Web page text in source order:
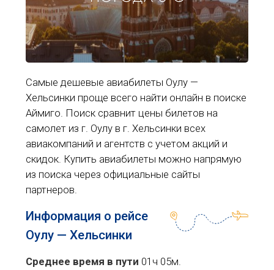
Самые дешевые авиабилеты Оулу —
Хельсинки проще всего найти онлайн в поиске
Аймиго. Поиск сравнит цены билетов на
самолет из г. Оулу в г. Хельсинки всех
авиакомпаний и агентств с учетом акций и
скидок. Купить авиабилеты можно напрямую
из поиска через официальные сайты
партнеров.
Информация о рейсе
Оулу — Хельсинки
Среднее время в пути 01ч 05м.